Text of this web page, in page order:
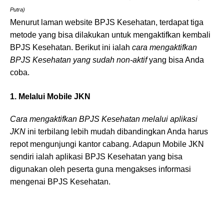
Putra)
Menurut laman website BPJS Kesehatan, terdapat tiga
metode yang bisa dilakukan untuk mengaktifkan kembali
BPJS Kesehatan. Berikut ini ialah cara mengaktifkan
BPJS Kesehatan yang sudah non-aktifyang bisa Anda
coba.
1. Melalui Mobile JKN
Cara mengaktifkan BPJS Kesehatan melalui aplikasi
JKN ini terbilang lebih mudah dibandingkan Anda harus
repot mengunjungi kantor cabang. Adapun Mobile JKN
sendiri ialah aplikasi BPJS Kesehatan yang bisa
digunakan oleh peserta guna mengakses informasi
mengenai BPJS Kesehatan.